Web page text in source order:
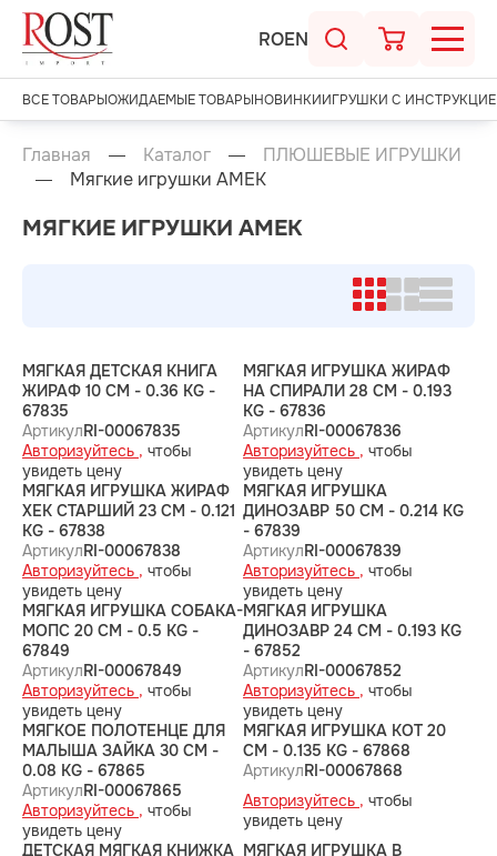
ROEN
ВСЕ ТОВАРЫОЖИДАЕМЫЕ ТОВАРЫНОВИНКИИГРУШКИ С
Главная Каталог
ПЛЮШЕВЫЕ ИГРУШКИ
Мягкие игрушки AMEK
МЯГКИЕ ИГРУШКИ AMEK
МЯГКАЯ ДЕТСКАЯ КНИГА
ЖИРАФ 10 CM - 0.36 KG -
67835
АртикулRI-00067835
Авторизуйтесь , чтобы
увидеть цену
МЯГКАЯ ИГРУШКА ЖИРАФ
НА СПИРАЛИ 28 CM - 0.193
KG - 67836
АртикулRI-00067836
Авторизуйтесь , чтобы
увидеть цену
МЯГКАЯ ИГРУШКА ЖИРАФ
ХЕК СТАРШИЙ 23 CM - 0.121
KG - 67838
АртикулRI-00067838
Авторизуйтесь , чтобы
увидеть цену
МЯГКАЯ ИГРУШКА
ДИНОЗАВР 50 CM - 0.214 KG
- 67839
АртикулRI-00067839
Авторизуйтесь , чтобы
увидеть цену
МЯГКАЯ ИГРУШКА СОБАКА-
МОПС 20 CM - 0.5 KG -
67849
АртикулRI-00067849
Авторизуйтесь , чтобы
увидеть цену
МЯГКАЯ ИГРУШКА
ДИНОЗАВР 24 CM - 0.193 KG
- 67852
АртикулRI-00067852
Авторизуйтесь , чтобы
увидеть цену
МЯГКОЕ ПОЛОТЕНЦЕ ДЛЯ
МАЛЫША ЗАЙКА 30 CM -
0.08 KG - 67865
АртикулRI-00067865
Авторизуйтесь , чтобы
увидеть цену
МЯГКАЯ ИГРУШКА КОТ 20
CM - 0.135 KG - 67868
АртикулRI-00067868
Авторизуйтесь , чтобы
увидеть цену
ДЕТСКАЯ МЯГКАЯ КНИЖКА МЯГКАЯ ИГРУШКА В